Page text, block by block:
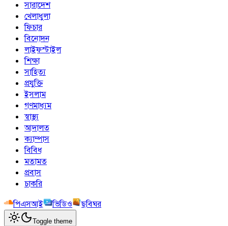
সারাদেশ
খেলাধুলা
ফিচার
বিনোদন
লাইফস্টাইল
শিক্ষা
সাহিত্য
প্রযুক্তি
ইসলাম
গণমাধ্যম
স্বাস্থ্য
আদালত
ক্যাম্পাস
বিবিধ
মতামত
প্রবাস
চাকরি
পিএসআই
ভিডিও ছবিঘর
Toggle theme